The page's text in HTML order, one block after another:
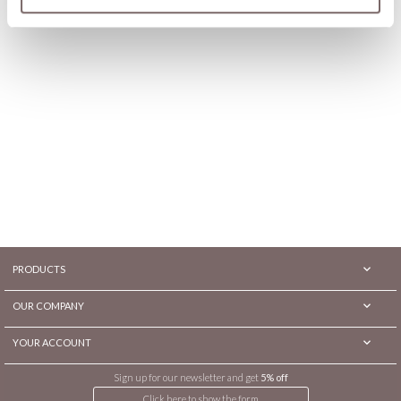
PRODUCTS 
OUR COMPANY 
YOUR ACCOUNT 
Sign up for our newsletter and get 5% off
Click here to show the form